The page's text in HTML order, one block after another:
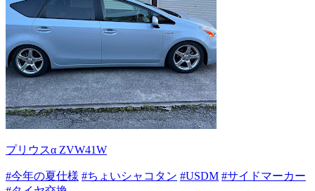
プリウスα ZVW41W
#今年の夏仕様 #ちょいシャコタン #USDM #サイドマーカー